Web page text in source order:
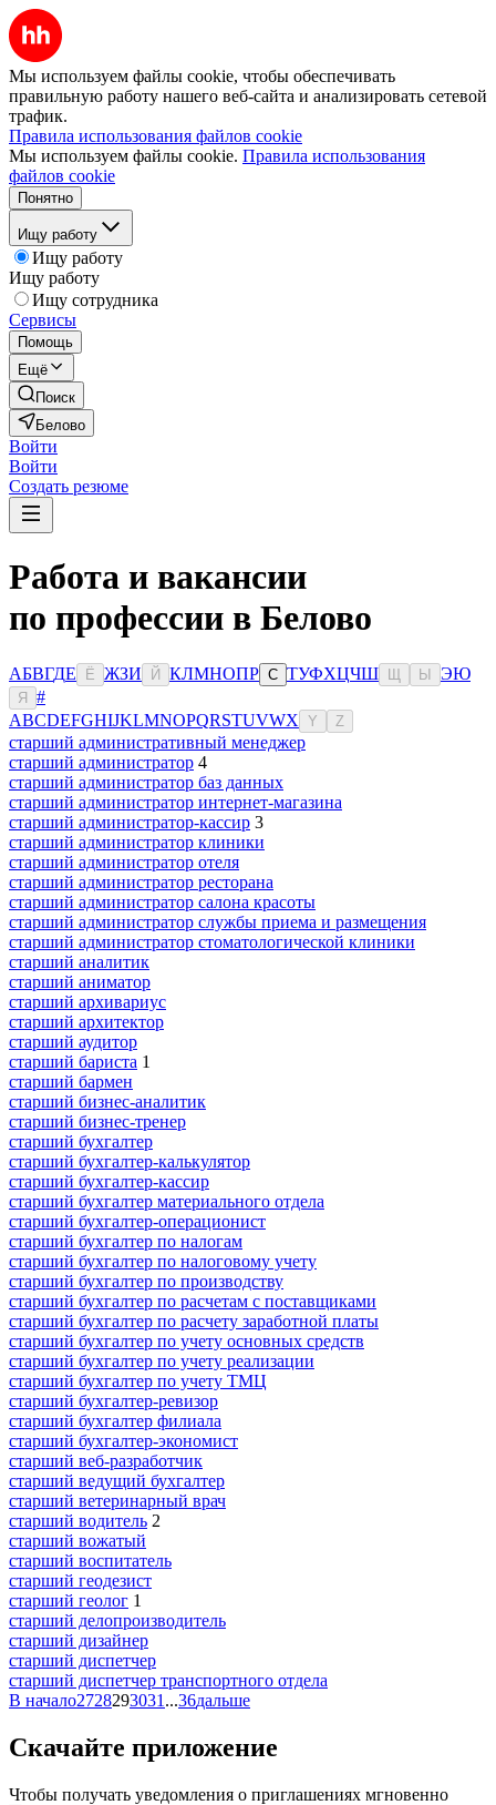
Мы используем файлы cookie, чтобы обеспечивать
правильную работу нашего веб-сайта и анализировать сетевой
трафик.
Правила использования файлов cookie
Мы используем файлы cookie. Правила использования
файлов cookie
Понятно
Ищу работу
Ищу работу
Ищу работу
Ищу сотрудника
Сервисы
Помощь
Ещё
Поиск
Белово
Войти
Войти
Создать резюме
Работа и вакансии
по профессии в Белово
АБВГДЕ Ё ЖЗИ Й КЛМНОПР С ТУФХЦЧШ Ы ЭЮ
Я
#
ABCDEFGHIJKLMNOPQRSTUVWX Y Z
старший административный менеджер
старший администратор 4
старший администратор баз данных
старший администратор интернет-магазина
старший администратор-кассир 3
старший администратор клиники
старший администратор отеля
старший администратор ресторана
старший администратор салона красоты
старший администратор службы приема и размещения
старший администратор стоматологической клиники
старший аналитик
старший аниматор
старший архивариус
старший архитектор
старший аудитор
старший бариста 1
старший бармен
старший бизнес-аналитик
старший бизнес-тренер
старший бухгалтер
старший бухгалтер-калькулятор
старший бухгалтер-кассир
старший бухгалтер материального отдела
старший бухгалтер-операционист
старший бухгалтер по налогам
старший бухгалтер по налоговому учету
старший бухгалтер по производству
старший бухгалтер по расчетам с поставщиками
старший бухгалтер по расчету заработной платы
старший бухгалтер по учету основных средств
старший бухгалтер по учету реализации
старший бухгалтер по учету ТМЦ
старший бухгалтер-ревизор
старший бухгалтер филиала
старший бухгалтер-экономист
старший веб-разработчик
старший ведущий бухгалтер
старший ветеринарный врач
старший водитель 2
старший вожатый
старший воспитатель
старший геодезист
старший геолог 1
старший делопроизводитель
старший дизайнер
старший диспетчер
старший диспетчер транспортного отдела
В начало2728293031 ...36дальше
Скачайте приложение
Чтобы получать уведомления о приглашениях мгновенно